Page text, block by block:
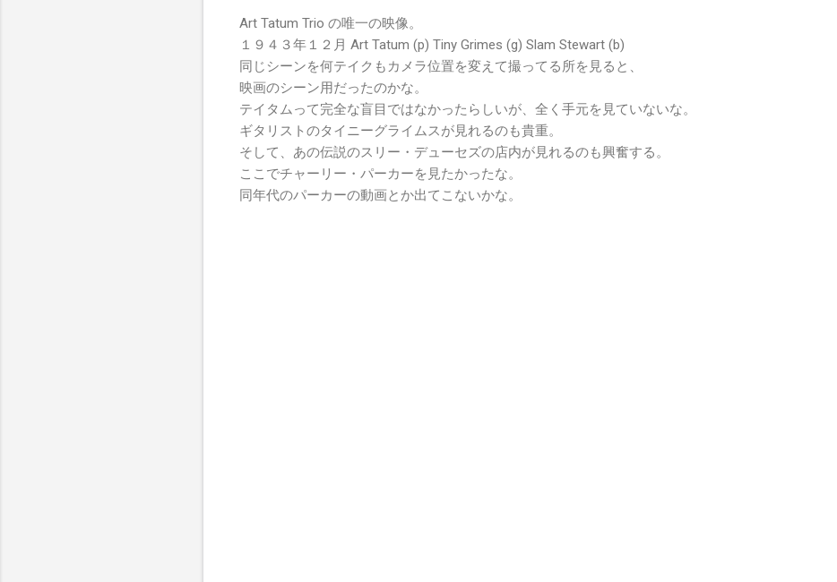
Art Tatum Trio の唯一の映像。
１９４３年１２月 Art Tatum (p) Tiny Grimes (g) Slam Stewart (b)
同じシーンを何テイクもカメラ位置を変えて撮ってる所を見ると、
映画のシーン用だったのかな。
テイタムって完全な盲目ではなかったらしいが、全く手元を見ていないな。
ギタリストのタイニーグライムスが見れるのも貴重。
そして、あの伝説のスリー・デューセズの店内が見れるのも興奮する。
ここでチャーリー・パーカーを見たかったな。
同年代のパーカーの動画とか出てこないかな。